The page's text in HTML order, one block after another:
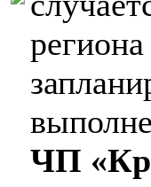
региона
ЧП